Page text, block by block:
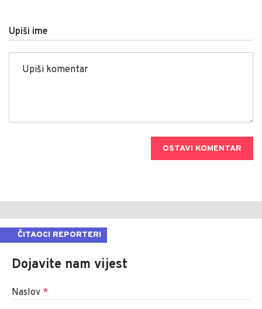
Upiši ime
OSTAVI KOMENTAR
ČITAOCI REPORTERI
Dojavite nam vijest
Naslov *